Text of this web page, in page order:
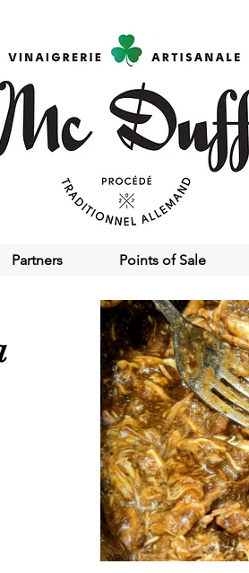
Partners Points of Sale